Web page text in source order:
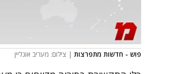
פוש - חדשות מתפרצות | צילום: מעריב אונליין